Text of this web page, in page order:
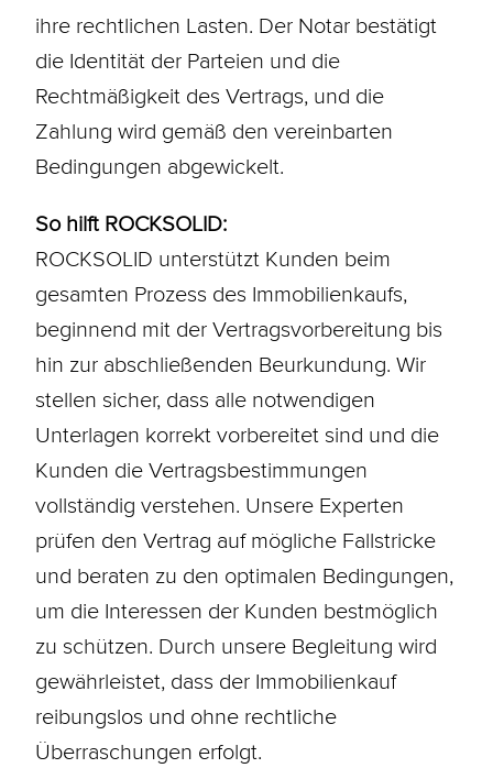
ihre rechtlichen Lasten. Der Notar bestätigt
die Identität der Parteien und die
Rechtmäßigkeit des Vertrags, und die
Zahlung wird gemäß den vereinbarten
Bedingungen abgewickelt.
So hilft ROCKSOLID:
ROCKSOLID unterstützt Kunden beim
gesamten Prozess des Immobilienkaufs,
beginnend mit der Vertragsvorbereitung bis
hin zur abschließenden Beurkundung. Wir
stellen sicher, dass alle notwendigen
Unterlagen korrekt vorbereitet sind und die
Kunden die Vertragsbestimmungen
vollständig verstehen. Unsere Experten
prüfen den Vertrag auf mögliche Fallstricke
und beraten zu den optimalen Bedingungen,
um die Interessen der Kunden bestmöglich
zu schützen. Durch unsere Begleitung wird
gewährleistet, dass der Immobilienkauf
reibungslos und ohne rechtliche
Überraschungen erfolgt.